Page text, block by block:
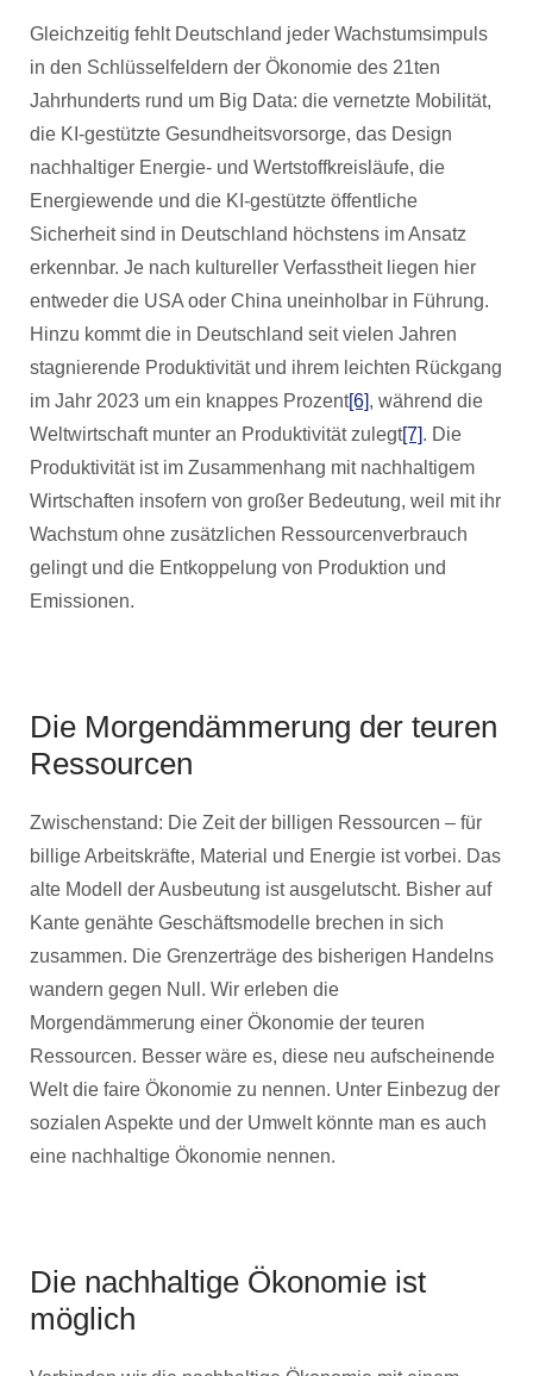
Gleichzeitig fehlt Deutschland jeder Wachstumsimpuls
in den Schlüsselfeldern der Ökonomie des 21ten
Jahrhunderts rund um Big Data: die vernetzte Mobilität,
die KI-gestützte Gesundheitsvorsorge, das Design
nachhaltiger Energie- und Wertstoffkreisläufe, die
Energiewende und die KI-gestützte öffentliche
Sicherheit sind in Deutschland höchstens im Ansatz
erkennbar. Je nach kultureller Verfasstheit liegen hier
entweder die USA oder China uneinholbar in Führung.
Hinzu kommt die in Deutschland seit vielen Jahren
stagnierende Produktivität und ihrem leichten Rückgang
im Jahr 2023 um ein knappes Prozent[6], während die
Weltwirtschaft munter an Produktivität zulegt[7]. Die
Produktivität ist im Zusammenhang mit nachhaltigem
Wirtschaften insofern von großer Bedeutung, weil mit ihr
Wachstum ohne zusätzlichen Ressourcenverbrauch
gelingt und die Entkoppelung von Produktion und
Emissionen.
Die Morgendämmerung der teuren
Ressourcen
Zwischenstand: Die Zeit der billigen Ressourcen – für
billige Arbeitskräfte, Material und Energie ist vorbei. Das
alte Modell der Ausbeutung ist ausgelutscht. Bisher auf
Kante genähte Geschäftsmodelle brechen in sich
zusammen. Die Grenzerträge des bisherigen Handelns
wandern gegen Null. Wir erleben die
Morgendämmerung einer Ökonomie der teuren
Ressourcen. Besser wäre es, diese neu aufscheinende
Welt die faire Ökonomie zu nennen. Unter Einbezug der
sozialen Aspekte und der Umwelt könnte man es auch
eine nachhaltige Ökonomie nennen.
Die nachhaltige Ökonomie ist
möglich